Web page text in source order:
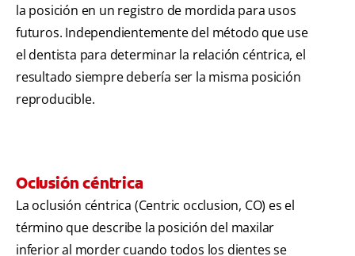
la posición en un registro de mordida para usos
futuros. Independientemente del método que use
el dentista para determinar la relación céntrica, el
resultado siempre debería ser la misma posición
reproducible.
Oclusión céntrica
La oclusión céntrica (Centric occlusion, CO) es el
término que describe la posición del maxilar
inferior al morder cuando todos los dientes se